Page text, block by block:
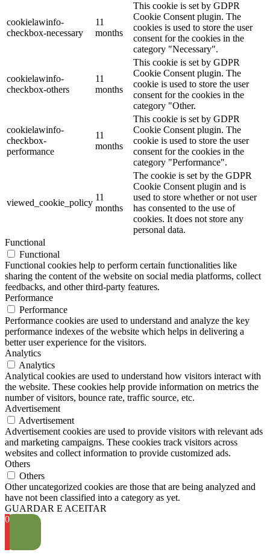
cookielawinfo-
checkbox-necessary
11
months
This cookie is set by GDPR
Cookie Consent plugin. The
cookies is used to store the user
consent for the cookies in the
category "Necessary".
cookielawinfo-
checkbox-others
11
months
This cookie is set by GDPR
Cookie Consent plugin. The
cookie is used to store the user
consent for the cookies in the
category "Other.
cookielawinfo-
checkbox-
performance
11
months
This cookie is set by GDPR
Cookie Consent plugin. The
cookie is used to store the user
consent for the cookies in the
category "Performance".
viewed_cookie_policy
11
months
The cookie is set by the GDPR
Cookie Consent plugin and is
used to store whether or not user
has consented to the use of
cookies. It does not store any
personal data.
Functional
Functional
Functional cookies help to perform certain functionalities like
sharing the content of the website on social media platforms, collect
feedbacks, and other third-party features.
Performance
Performance
Performance cookies are used to understand and analyze the key
performance indexes of the website which helps in delivering a
better user experience for the visitors.
Analytics
Analytics
Analytical cookies are used to understand how visitors interact with
the website. These cookies help provide information on metrics the
number of visitors, bounce rate, traffic source, etc.
Advertisement
Advertisement
Advertisement cookies are used to provide visitors with relevant ads
and marketing campaigns. These cookies track visitors across
websites and collect information to provide customized ads.
Others
Others
Other uncategorized cookies are those that are being analyzed and
have not been classified into a category as yet.
GUARDAR E ACEITAR
0